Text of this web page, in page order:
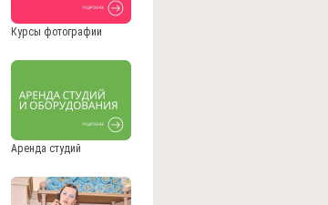
Курсы фотографии
Аренда студий